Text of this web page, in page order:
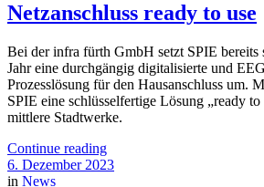
Netzanschluss ready to use
Bei der infra fürth GmbH setzt SPIE bereits
Jahr eine durchgängig digitalisierte und
Prozesslösung für den Hausanschluss um.
SPIE eine schlüsselfertige Lösung „ready
mittlere Stadtwerke.
Continue reading
6. Dezember 2023
in News